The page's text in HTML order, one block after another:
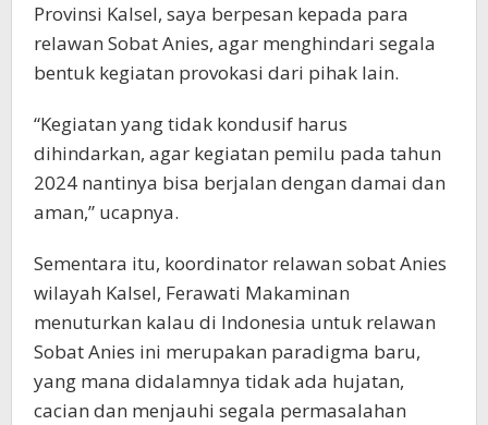
Provinsi Kalsel, saya berpesan kepada para
relawan Sobat Anies, agar menghindari segala
bentuk kegiatan provokasi dari pihak lain.
“Kegiatan yang tidak kondusif harus
dihindarkan, agar kegiatan pemilu pada tahun
2024 nantinya bisa berjalan dengan damai dan
aman,” ucapnya.
Sementara itu, koordinator relawan sobat Anies
wilayah Kalsel, Ferawati Makaminan
menuturkan kalau di Indonesia untuk relawan
Sobat Anies ini merupakan paradigma baru,
yang mana didalamnya tidak ada hujatan,
cacian dan menjauhi segala permasalahan